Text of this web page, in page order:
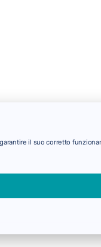
il suo corretto